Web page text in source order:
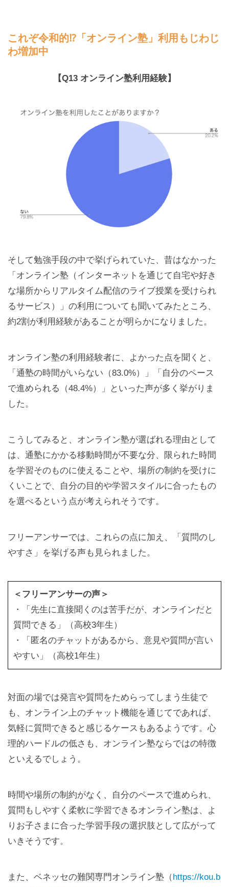
これぞ令和的⁉︎「オンライン塾」利用もじわじ
わ増加中
【Q13 オンライン塾利用経験】
そして勉強手段の中で挙げられていた、昔はなかった
「オンライン塾（インターネットを通じて自宅や好き
な場所からリアルタイム配信のライブ授業を受けられ
るサービス）」の利用についても聞いてみたところ、
約2割が利用経験があることが明らかになりました。
オンライン塾の利用経験者に、よかった点を聞くと、
「通塾の時間がいらない（83.0%）」「自分のペース
で進められる（48.4%）」といった声が多く挙がりま
した。
こうしてみると、オンライン塾が選ばれる理由として
は、通塾にかかる移動時間が不要な分、限られた時間
を学習そのものに使えることや、場所の制約を受けに
くいことで、自分の目的や学習スタイルに合ったもの
を選べるという点が考えられそうです。
フリーアンサーでは、これらの点に加え、「質問のし
やすさ」を挙げる声も見られました。
＜フリーアンサーの声＞
・「先生に直接聞くのは苦手だが、オンラインだと
質問できる」（高校3年生）
・「匿名のチャットがあるから、意見や質問が言い
やすい」（高校1年生）
対面の場では発言や質問をためらってしまう生徒で
も、オンライン上のチャット機能を通じてであれば、
気軽に質問できると感じるケースもあるようです。心
理的ハードルの低さも、オンライン塾ならではの特徴
といえるでしょう。
時間や場所の制約がなく、自分のペースで進められ、
質問もしやすく柔軟に学習できるオンライン塾は、よ
りお子さまに合った学習手段の選択肢として広がって
いきそうです。
また、ベネッセの難関専門オンライン塾（https://kou.b